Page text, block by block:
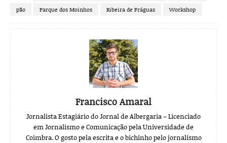
pão
Parque dos Moinhos Ribeira de Fráguas Workshop
Francisco Amaral
Jornalista Estagiário do Jornal de Albergaria – Licenciado
em Jornalismo e Comunicação pela Universidade de
Coimbra. O gosto pela escrita e o bichinho pelo jornalismo